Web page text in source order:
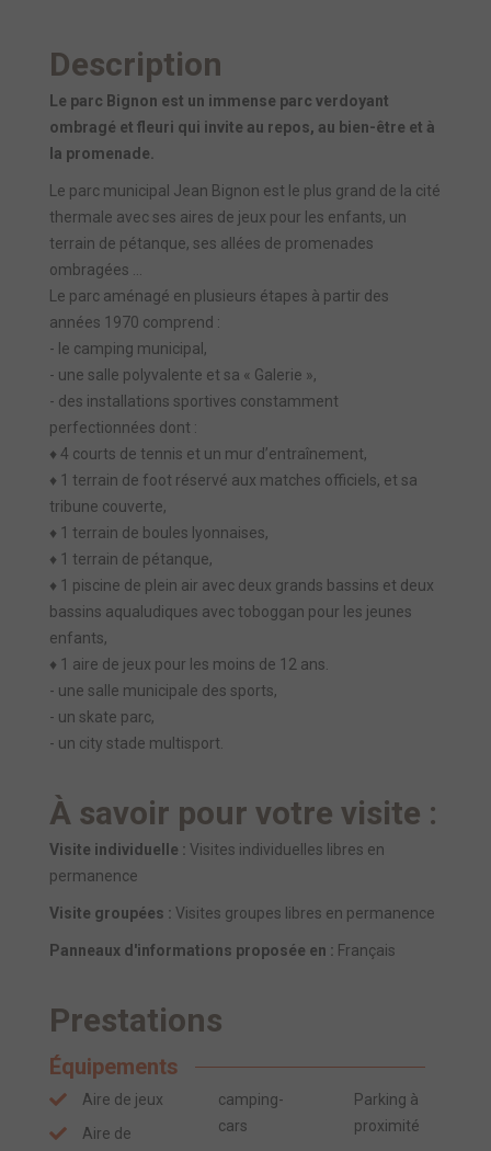
Description
Le parc Bignon est un immense parc verdoyant
ombragé et fleuri qui invite au repos, au bien-être et à
la promenade.
Le parc municipal Jean Bignon est le plus grand de la cité
thermale avec ses aires de jeux pour les enfants, un
terrain de pétanque, ses allées de promenades
ombragées ...
Le parc aménagé en plusieurs étapes à partir des
années 1970 comprend :
- le camping municipal,
- une salle polyvalente et sa « Galerie »,
- des installations sportives constamment
perfectionnées dont :
♦ 4 courts de tennis et un mur d’entraînement,
♦ 1 terrain de foot réservé aux matches officiels, et sa
tribune couverte,
♦ 1 terrain de boules lyonnaises,
♦ 1 terrain de pétanque,
♦ 1 piscine de plein air avec deux grands bassins et deux
bassins aqualudiques avec toboggan pour les jeunes
enfants,
♦ 1 aire de jeux pour les moins de 12 ans.
- une salle municipale des sports,
- un skate parc,
- un city stade multisport.
À savoir pour votre visite :
Visite individuelle : Visites individuelles libres en
permanence
Visite groupées : Visites groupes libres en permanence
Panneaux d'informations proposée en : Français
Prestations
Équipements
Aire de jeux
Aire de
camping-
cars
Parking à
proximité